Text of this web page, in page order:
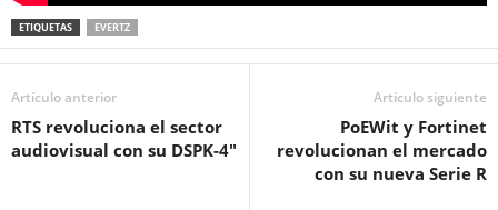
ETIQUETAS EVERTZ
Artículo anterior
RTS revoluciona el sector
audiovisual con su DSPK-4″
Artículo siguiente
PoEWit y Fortinet
revolucionan el mercado
con su nueva Serie R